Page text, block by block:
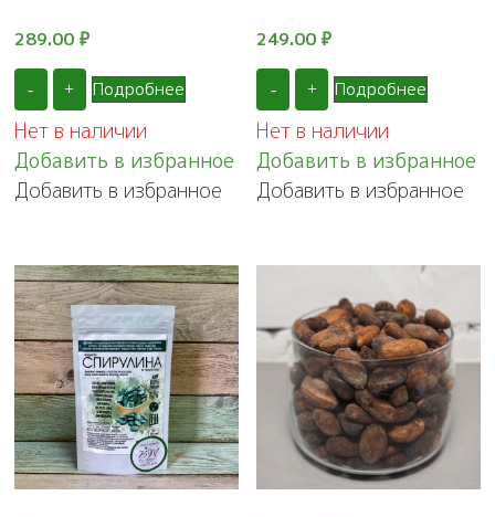
289.00 ₽
- + Подробнее
Нет в наличии
Добавить в избранное
Добавить в избранное
249.00₽
- + Подробнее
Нет в наличии
Добавить в избранное
Добавить в избранное